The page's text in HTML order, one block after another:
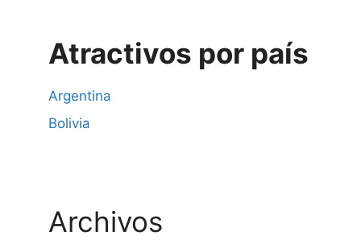
Atractivos por país
Argentina
Bolivia
Archivos